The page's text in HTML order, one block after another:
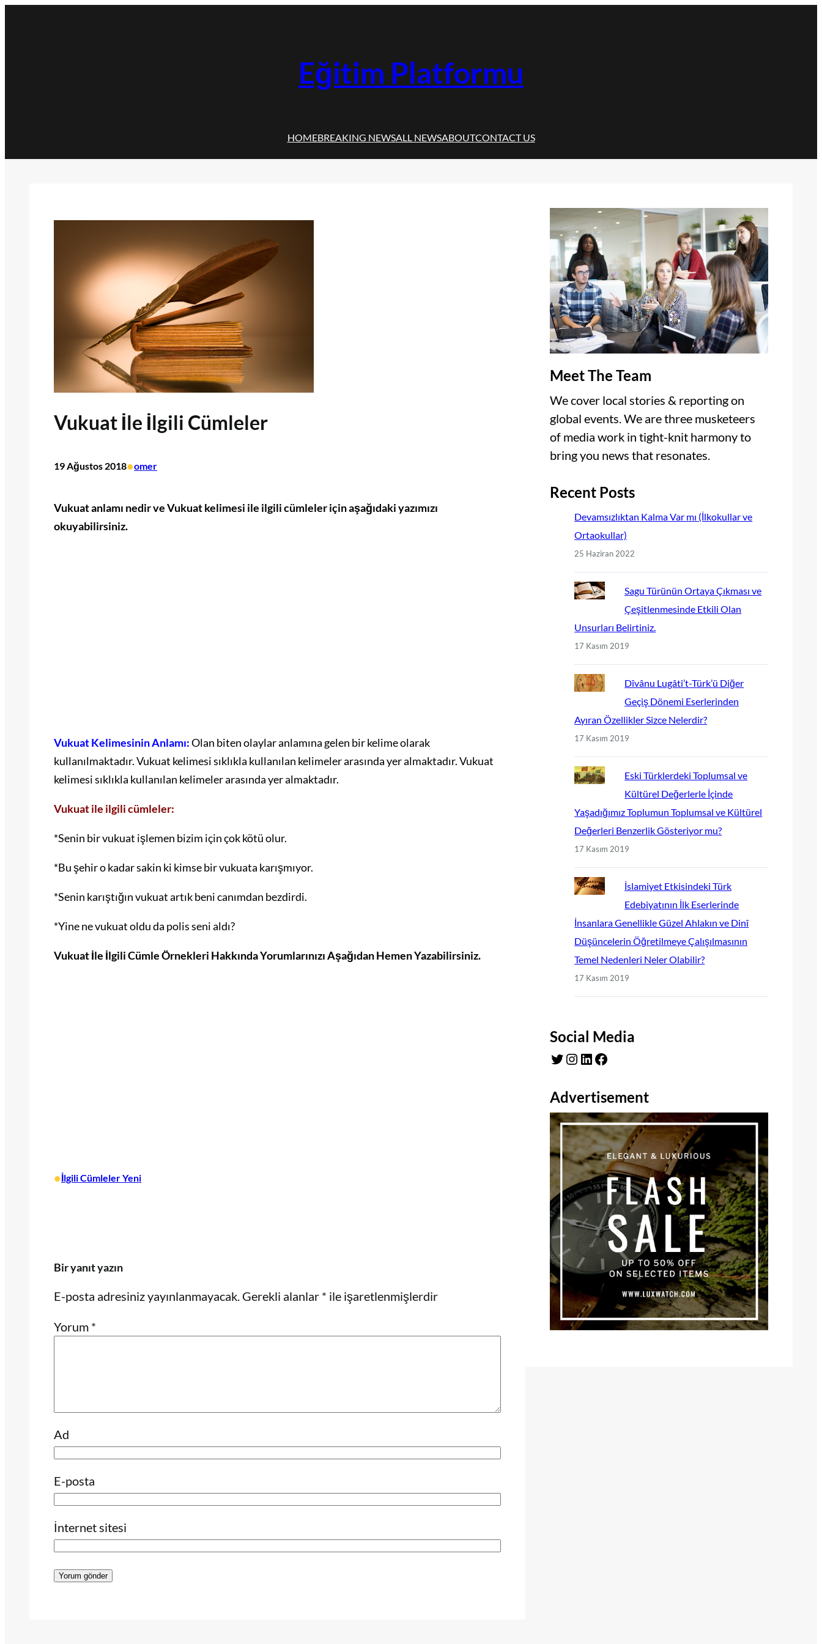
Eğitim Platformu
HOMEBREAKING NEWSALL NEWSABOUTCONTACT US
Vukuat İle İlgili Cümleler
19 Ağustos 2018•omer
Vukuat anlamı nedir ve Vukuat kelimesi ile ilgili cümleler için aşağıdaki yazımızı
okuyabilirsiniz.
Vukuat Kelimesinin Anlamı:Olan biten olaylar anlamına gelen bir kelime olarak
kullanılmaktadır. Vukuat kelimesi sıklıkla kullanılan kelimeler arasında yer almaktadır. Vukuat
kelimesi sıklıkla kullanılan kelimeler arasında yer almaktadır.
Vukuat ile ilgili cümleler:
*Senin bir vukuat işlemen bizim için çok kötü olur.
*Bu şehir o kadar sakin ki kimse bir vukuata karışmıyor.
*Senin karıştığın vukuat artık beni canımdan bezdirdi.
*Yine ne vukuat oldu da polis seni aldı?
Vukuat İle İlgili Cümle Örnekleri Hakkında Yorumlarınızı Aşağıdan Hemen Yazabilirsiniz.
•İlgili Cümleler Yeni
Bir yanıt yazın
E-posta adresiniz yayınlanmayacak. Gerekli alanlar * ile işaretlenmişlerdir
Yorum *
Ad
E-posta
İnternet sitesi
Meet The Team
We cover local stories & reporting on
global events. We are three musketeers
of media work in tight-knit harmony to
bring you news that resonates.
Recent Posts
Devamsızlıktan Kalma Var mı (İlkokullar ve
Ortaokullar)
25 Haziran 2022
Sagu Türünün Ortaya Çıkması ve
Çeşitlenmesinde Etkili Olan
Unsurları Belirtiniz.
17 Kasım 2019
Dîvânu Lugâti’t-Türk’ü Diğer
Geçiş Dönemi Eserlerinden
Ayıran Özellikler Sizce Nelerdir?
17 Kasım 2019
Eski Türklerdeki Toplumsal ve
Kültürel Değerlerle İçinde
Yaşadığımız Toplumun Toplumsal ve Kültürel
Değerleri Benzerlik Gösteriyor mu?
17 Kasım 2019
İslamiyet Etkisindeki Türk
Edebiyatının İlk Eserlerinde
İnsanlara Genellikle Güzel Ahlakın ve Dinî
Düşüncelerin Öğretilmeye Çalışılmasının
Temel Nedenleri Neler Olabilir?
17 Kasım 2019
Social Media
Twitter
Instagram LinkedIn Facebook
Advertisement